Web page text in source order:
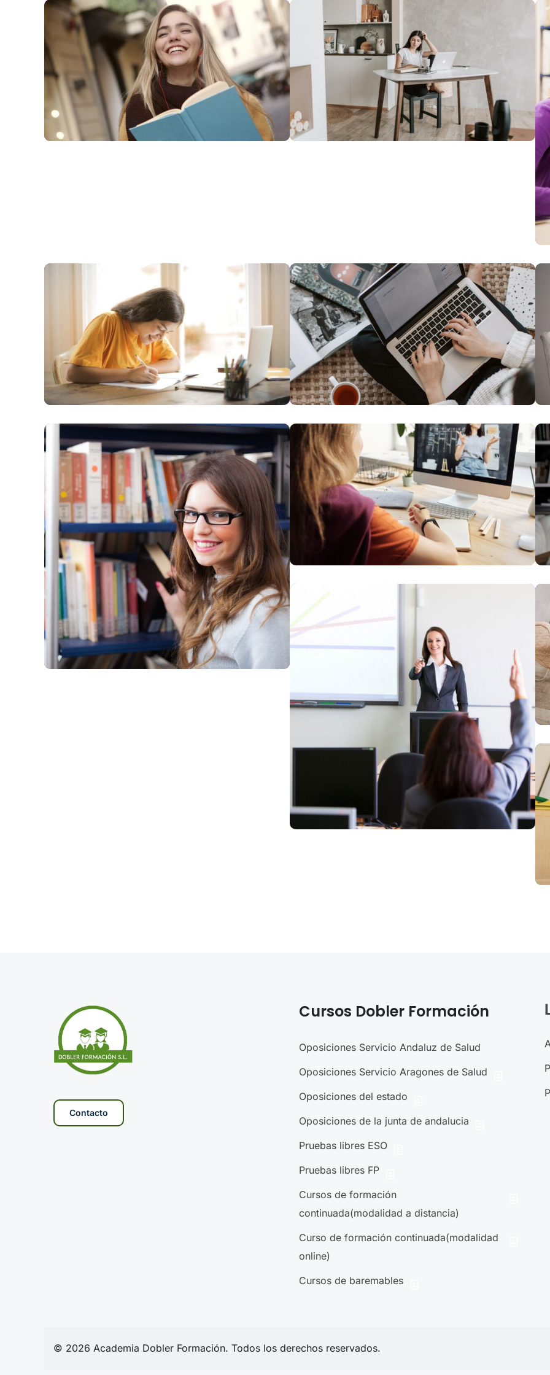
Reading
Glasses
Contacto
Cursos Dobler Formación
Oposiciones Servicio Andaluz de Salud
Oposiciones Servicio Aragones de Salud
Oposiciones del estado
Oposiciones de la junta de andalucia
Pruebas libres ESO
Pruebas libres FP
Cursos de formación
continuada(modalidad a distancia)
Curso de formación continuada(modalidad
online)
Cursos de baremables
© 2026 Academia Dobler Formación. Todos los derechos reservados.